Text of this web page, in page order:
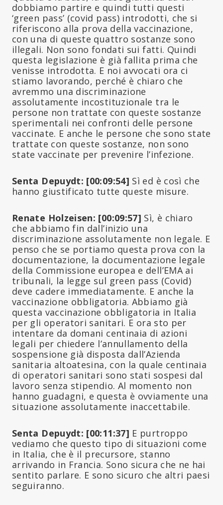
dobbiamo partire e quindi tutti questi
‘green pass’ (covid pass) introdotti, che si
riferiscono alla prova della vaccinazione,
con una di queste quattro sostanze sono
illegali. Non sono fondati sui fatti. Quindi
questa legislazione è già fallita prima che
venisse introdotta. E noi avvocati ora ci
stiamo lavorando, perché è chiaro che
avremmo una discriminazione
assolutamente incostituzionale tra le
persone non trattate con queste sostanze
sperimentali nei confronti delle persone
vaccinate. E anche le persone che sono state
trattate con queste sostanze, non sono
state vaccinate per prevenire l’infezione.
Senta Depuydt: [00:09:54] Sì ed è così che
hanno giustificato tutte queste misure.
Renate Holzeisen: [00:09:57] Sì, è chiaro
che abbiamo fin dall’inizio una
discriminazione assolutamente non legale. E
penso che se portiamo questa prova con la
documentazione, la documentazione legale
della Commissione europea e dell’EMA ai
tribunali, la legge sul green pass (Covid)
deve cadere immediatamente. E anche la
vaccinazione obbligatoria. Abbiamo già
questa vaccinazione obbligatoria in Italia
per gli operatori sanitari. E ora sto per
intentare da domani centinaia di azioni
legali per chiedere l’annullamento della
sospensione già disposta dall’Azienda
sanitaria altoatesina, con la quale centinaia
di operatori sanitari sono stati sospesi dal
lavoro senza stipendio. Al momento non
hanno guadagni, e questa è ovviamente una
situazione assolutamente inaccettabile.
Senta Depuydt: [00:11:37] E purtroppo
vediamo che questo tipo di situazioni come
in Italia, che è il precursore, stanno
arrivando in Francia. Sono sicura che ne hai
sentito parlare. E sono sicuro che altri paesi
seguiranno.